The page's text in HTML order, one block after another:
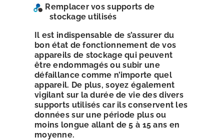
Remplacer vos supports de
stockage utilisés
Il est indispensable de s’assurer du
bon état defonctionnement de vos
appareils de stockage qui peuvent
être endommagés ou subir une
défaillance comme n’importe quel
appareil. De plus, soyez également
vigilant sur la durée de vie des divers
supports utilisés car ilsconservent les
données sur une période plus ou
moins longue allant de 5 à 15 ans en
moyenne.